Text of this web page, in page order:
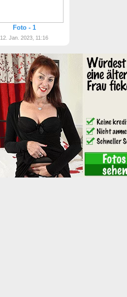
Foto - 1
12. Jan. 2023, 11:16